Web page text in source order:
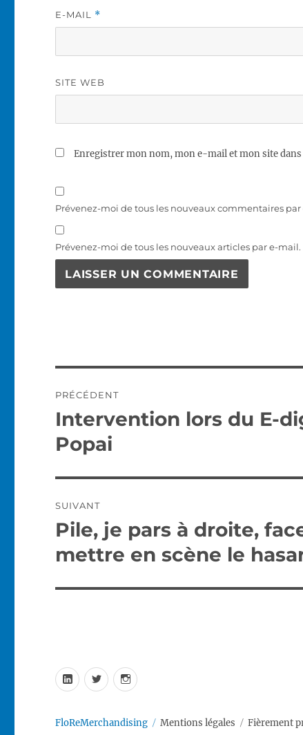
E-MAIL *
SITE WEB
Enregistrer mon nom, mon e-mail et mon site
Prévenez-moi de tous les nouveaux commentaires
Prévenez-moi de tous les nouveaux articles par e-mail.
de
l’article
PRÉCÉDENT
Publication
précédente :
Intervention lors du E-
Popai
SUIVANT
Publication
suivante :
Pile, je pars à droite,
mettre en scène le
LinkedIn
twitterInstagram
FloReMerchandising Mentions légales Fièrement